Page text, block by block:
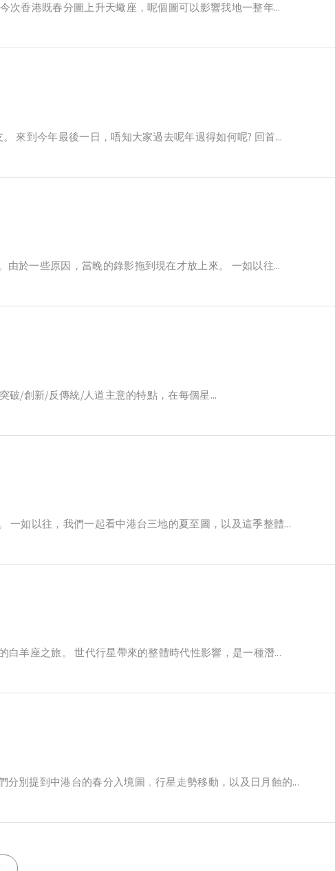
次香港既春分圖上升天蠍座，呢個圖可以影響我地一整年...
來到今年最後一日，唔知大家過去呢年過得如何呢? 回首...
於一些原因，當晚的錄影拖到現在才放上來。 一如以往...
破/創新/反傳統/人道主意的特點，在每個星...
一如以往，我們一起看中港台三地的夏至圖，以及這季整體...
白羊座之旅。 世代行星帶來的整體時代性影響，是一種潛...
別提到中港台的春分入境圖﹐行星走勢移動，以及日月蝕的...